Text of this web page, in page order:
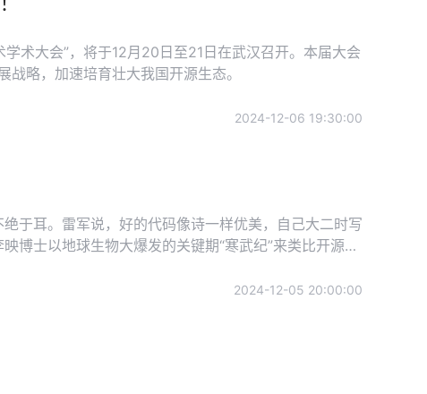
术大会”，将于12月20日至21日在武汉召开。本届大会
略，加速培育壮大我国开源生态。
2024-12-06 19:30:00
于耳。雷军说，好的代码像诗一样优美，自己大二时写
博士以地球生物大爆发的关键期“寒武纪”来类比开源软
2024-12-05 20:00:00